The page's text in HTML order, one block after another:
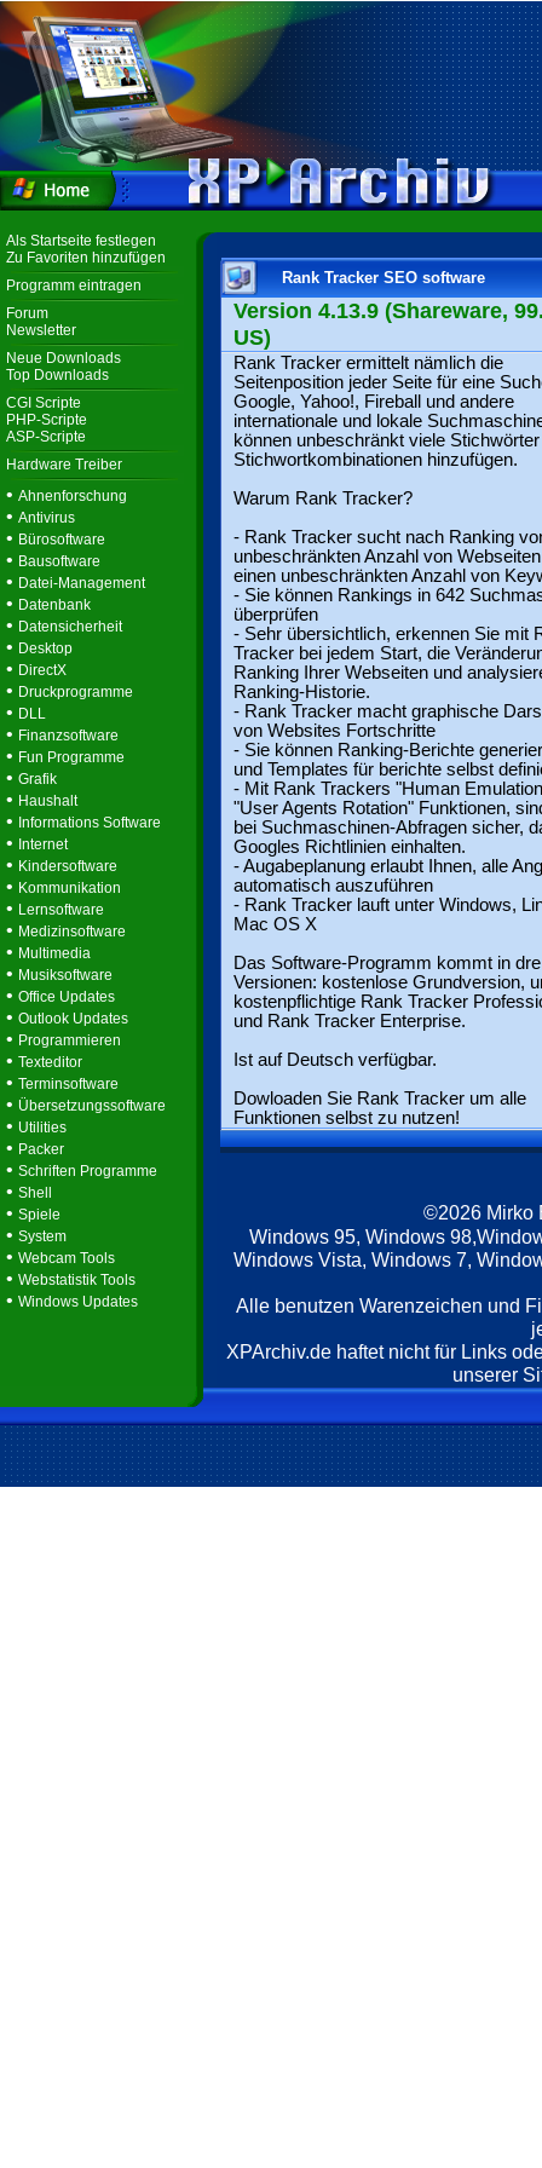
Als Startseite festlegen
Zu Favoriten hinzufügen
Programm eintragen
Forum
Newsletter
Neue Downloads
Top Downloads
CGI Scripte
PHP-Scripte
ASP-Scripte
Hardware Treiber
• Ahnenforschung
• Antivirus
• Bürosoftware
• Bausoftware
• Datei-Management
• Datenbank
• Datensicherheit
• Desktop
• DirectX
• Druckprogramme
• DLL
• Finanzsoftware
• Fun Programme
• Grafik
• Haushalt
• Informations Software
• Internet
• Kindersoftware
• Kommunikation
• Lernsoftware
• Medizinsoftware
• Multimedia
• Musiksoftware
• Office Updates
• Outlook Updates
• Programmieren
• Texteditor
• Terminsoftware
• Übersetzungssoftware
• Utilities
• Packer
• Schriften Programme
• Shell
• Spiele
• System
• Webcam Tools
• Webstatistik Tools
• Windows Updates
Rank Tracker SEO software
Version 4.13.9 (Shareware,
US)
Rank Tracker ermittelt nämlich die
Seitenposition jeder Seite für eine
Google, Yahoo!, Fireball und andere
internationale und lokale
können unbeschränkt viele
Stichwortkombinationen hinzufügen.
Warum Rank Tracker?
- Rank Tracker sucht nach Ranking
unbeschränkten Anzahl von
einen unbeschränkten Anzahl von
- Sie können Rankings in 642
überprüfen
- Sehr übersichtlich, erkennen Sie mit
Tracker bei jedem Start, die
Ranking Ihrer Webseiten und
Ranking-Historie.
- Rank Tracker macht graphische
von Websites Fortschritte
- Sie können Ranking-Berichte
und Templates für berichte selbst
- Mit Rank Trackers "Human
"User Agents Rotation" Funktionen,
bei Suchmaschinen-Abfragen sicher,
Googles Richtlinien einhalten.
- Augabeplanung erlaubt Ihnen, alle
automatisch auszuführen
- Rank Tracker lauft unter Windows,
Mac OS X
Das Software-Programm kommt in
Versionen: kostenlose Grundversion,
kostenpflichtige Rank Tracker
und Rank Tracker Enterprise.
Ist auf Deutsch verfügbar.
Dowloaden Sie Rank Tracker um alle
Funktionen selbst zu nutzen!
©2026 Mirko
Windows 95, Windows
Windows Vista, Windows 7,
Alle benutzen Warenzeichen und
XPArchiv.de haftet nicht für Links
unserer